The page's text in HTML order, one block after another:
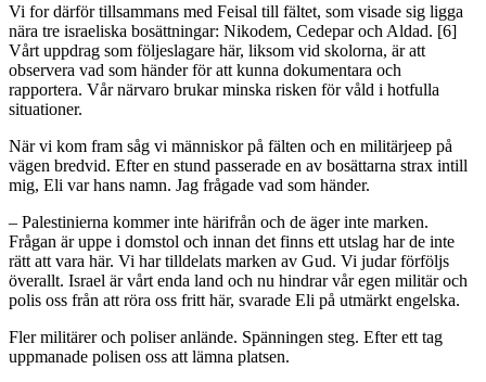
Vi for därför tillsammans med Feisal till fältet, som visade sig ligga
nära tre israeliska bosättningar: Nikodem, Cedepar och Aldad. [6]
Vårt uppdrag som följeslagare här, liksom vid skolorna, är att
observera vad som händer för att kunna dokumentara och
rapportera. Vår närvaro brukar minska risken för våld i hotfulla
situationer.
När vi kom fram såg vi människor på fälten och en militärjeep på
vägen bredvid. Efter en stund passerade en av bosättarna strax intill
mig, Eli var hans namn. Jag frågade vad som händer.
– Palestinierna kommer inte härifrån och de äger inte marken.
Frågan är uppe i domstol och innan det finns ett utslag har de inte
rätt att vara här. Vi har tilldelats marken av Gud. Vi judar förföljs
överallt. Israel är vårt enda land och nu hindrar vår egen militär och
polis oss från att röra oss fritt här, svarade Eli på utmärkt engelska.
Fler militärer och poliser anlände. Spänningen steg. Efter ett tag
uppmanade polisen oss att lämna platsen.